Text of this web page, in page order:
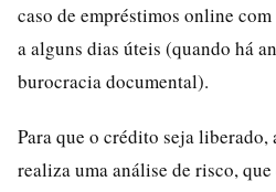
caso de empréstimos online
a alguns dias úteis (quando há
burocracia documental).
Para que o crédito seja
realiza uma análise de risco,